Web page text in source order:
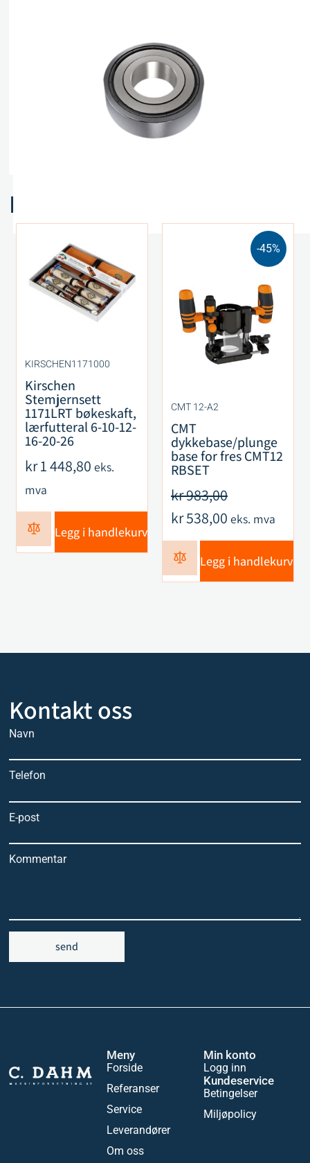
Legg i ønskeliste
Beskrivelse
Spesifikasjoner
Relaterte produkter
KIRSCHEN1171000
Kirschen
Stemjernsett
1171LRT bøkeskaft,
lærfutteral 6-10-12-
16-20-26
kr1 448,80 eks.
mva
Legg i handlekurv
-45%
CMT 12-A2
CMT
dykkebase/plunge
base for fres CMT12
RBSET
kr983,00
kr538,00 eks. mva
Legg i handlekurv
Kontakt oss
Navn
Telefon
E-post
Kommentar
send
Meny
Forside
Referanser
Service
Leverandører
Om oss
Min konto
Logg inn
Kundeservice
Betingelser
Miljøpolicy